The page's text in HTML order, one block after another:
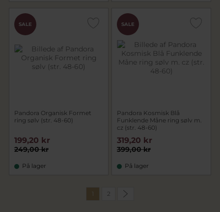
SALE
Pandora Organisk Formet
ring sølv (str. 48-60)
249,00 kr
199,20 kr
På lager
SALE
Pandora Kosmisk Blå
Funklende Måne ring sølv m.
cz (str. 48-60)
399,00 kr
319,20 kr
På lager
1 2